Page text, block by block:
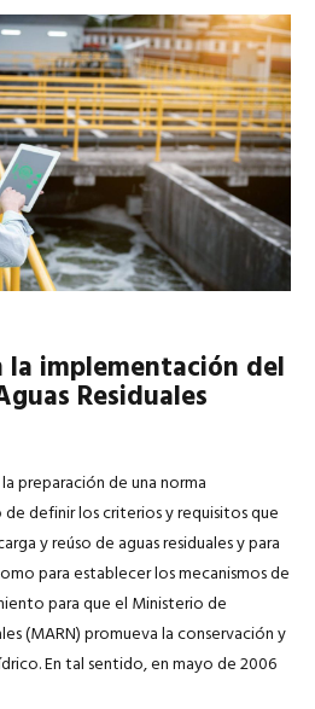
la implementación del
Residuales
preparación de una norma
definir los criterios y requisitos que
y reúso de aguas residuales y para
para establecer los mecanismos de
para que el Ministerio de
(MARN) promueva la conservación y
En tal sentido, en mayo de 2006